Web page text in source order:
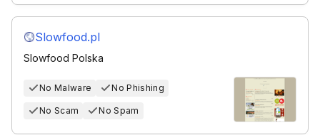
Slowfood.pl
Slowfood Polska
No Malware No Phishing
No Scam No Spam